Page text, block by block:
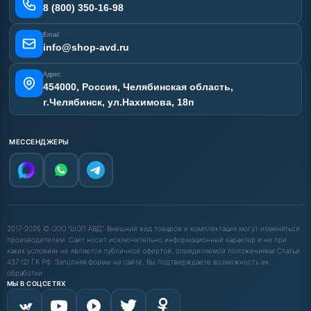
Карта сайта
8 (800) 350-16-98
Email
info@shop-avd.ru
Адрес
454000, Россия, Челябинская область,
г.Челябинск, ул.Нахимова, 18п
МЕССЕНДЖЕРЫ
2017-2025 © ООО "ШОП АВД". Внешний вид товаров и комплектация могут изменяться
производителем. Сайт носит исключительно информационный характер и ни при
каких условиях не является публичной офертой, определяемой положениями Статьи
437 (2) ГК РФ. Заполняя формы на сайте, Вы подтверждаете возможность их
обработки.
МЫ В СОЦСЕТЯХ